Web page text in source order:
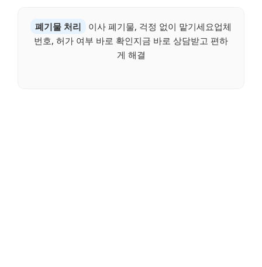
폐기물 처리
이사 폐기물, 걱정 없이 맡기세요업체
번호, 허가 여부 바로 확인지금 바로 상담받고 편하
게 해결